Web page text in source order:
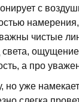
с
чистые
а про
уже